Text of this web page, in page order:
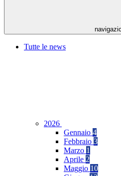
Tutte le news
2026
Gennaio 4
Febbraio 3
Marzo 1
Aprile 2
Maggio 10